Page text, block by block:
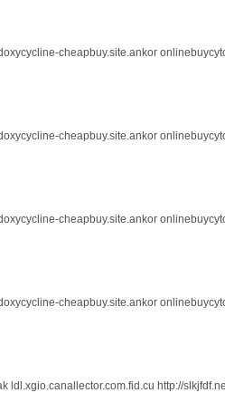
cheapbuy.site.ankor
cheapbuy.site.ankor
cheapbuy.site.ankor
cheapbuy.site.ankor
ldl.xgio.canallector.com.fid.cu http://